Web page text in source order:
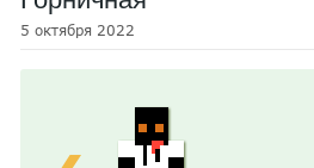
5 октября 2022